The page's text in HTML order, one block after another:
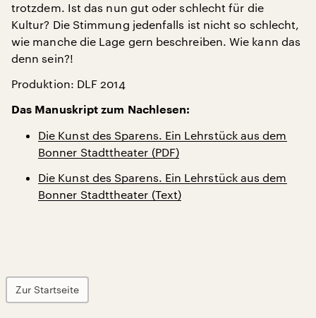
trotzdem. Ist das nun gut oder schlecht für die
Kultur? Die Stimmung jedenfalls ist nicht so schlecht,
wie manche die Lage gern beschreiben. Wie kann das
denn sein?!
Produktion: DLF 2014
Das Manuskript zum Nachlesen:
Die Kunst des Sparens. Ein Lehrstück aus dem
Bonner Stadttheater (PDF)
Die Kunst des Sparens. Ein Lehrstück aus dem
Bonner Stadttheater (Text)
Zur Startseite